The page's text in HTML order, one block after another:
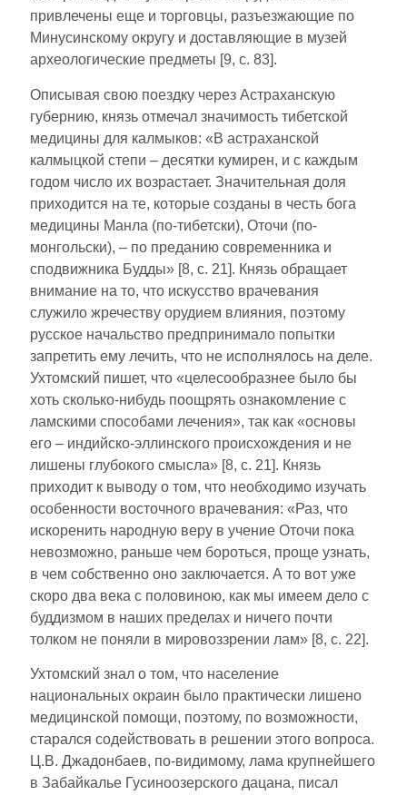
привлечены еще и торговцы, разъ­езжающие по
Минусинскому округу и доставляющие в музей
археологические предметы [9, с. 83].
Описывая свою поездку через Астраханскую
губернию, князь отмечал значимость тибетской
медицины для калмыков: «В астраханской
калмыцкой степи – десятки кумирен, и с каждым
годом число их возрастает. Значительная доля
приходится на те, которые созданы в честь бога
медицины Манла (по-тибетски), Оточи (по-
монгольски), – по преданию современника и
сподвижника Будды» [8, с. 21]. Князь обращает
внимание на то, что ис­кусство врачевания
служило жречеству орудием влияния, поэтому
русское начальство предпринимало попытки
запретить ему лечить, что не исполнялось на деле.
Ухтомский пишет, что «целесообразнее было бы
хоть сколько-нибудь поощрять ознакомление с
ламскими способами лечения», так как «основы
его – индийско-эллинского происхождения и не
лишены глубокого смысла» [8, с. 21]. Князь
приходит к выводу о том, что необходимо изучать
особенности восточного врачевания: «Раз, что
иско­ренить народную веру в учение Оточи пока
не­возможно, раньше чем бороться, проще узнать,
в чем собственно оно заключается. А то вот уже
скоро два века с половиною, как мы имеем дело с
буддизмом в наших преде­лах и ничего почти
толком не поняли в мировоззрении лам» [8, с. 22].
Ухтомский знал о том, что население
национальных окраин было практически лишено
медицинской помощи, поэтому, по возможности,
старался содействовать в решении этого вопроса.
Ц.В. Джадонбаев, по-видимому, лама крупнейшего
в Забайкалье Гусиноозерского дацана, писал